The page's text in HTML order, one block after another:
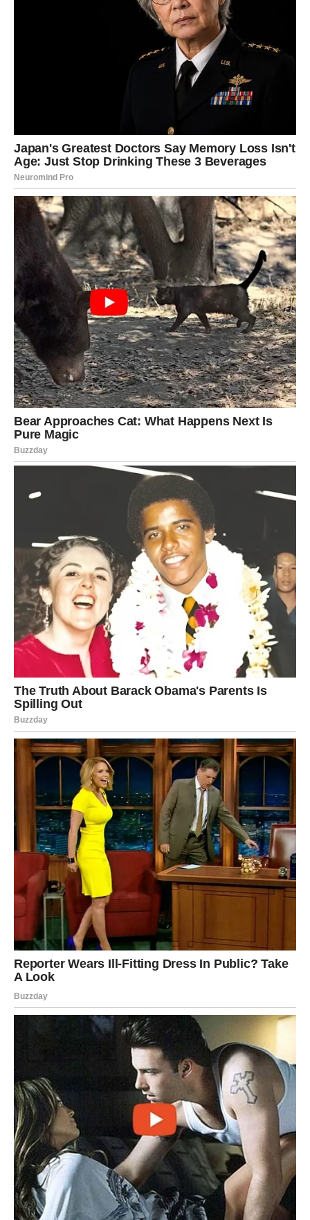
finansijski preokret koji menja život
osećaj unutrašnjeg mira kakav dugo nisu osetili
Ovo nije kratkotrajna sreća. Ovo je stabilnost koja dolazi
Jarčevi ulaze u period kada će konačno moći da kažu:
vredelo je.
RAK — Srce koje je davalo sve,
sada prima još više
Rakovi su najviše voleli. Najviše praštali. Najviše verovali.
I često — najviše bili povređeni.
Njihova dobrota je bila njihova snaga, ali i njihova najveća
rana. Dali su emocije onima koji ih nisu razumeli. Ostajali
tamo gde su bili necenjeni. Nadali se čak i kada je sve
govorilo da treba da odu.
Ali univerzum je sve video.
Velika pravda za Rakove dolazi kroz emocionalnu
ispunjenost kakvu nisu osetili dugo — ili nikada. Ljubav
koja dolazi sada nije lekcija. Nije test. Nije borba. To je
nagrada.
Rakovi će doživeti:
susret sa osobom koja ih vidi onakvima kakvi zaista
jesu
zatvaranje bolnih poglavlja bez gorčine
vraćanje vere u ljubav i bliskost
osećaj sigurnosti koji leči stare rane
Za neke Rakove ovo znači novu ljubav. Za druge povratak
osobe koja sada dolazi drugačija. Za treće — konačno
oslobađanje od onoga što ih je držalo zarobljenima.
Ali jedno je sigurno — srce koje je toliko davalo sada više
neće biti prazno.
Sudbina im vraća toplinu koju su godinama širili.
ŠKORPIJA — Istina izlazi na
videlo, a moć se vraća tamo gde
pripada
Škorpije su prošle kroz transformacije kakve drugi ne bi
preživeli. One su znak koji se diže iz pepela — ali često
se zaboravlja koliko puta su morale da izgore da bi